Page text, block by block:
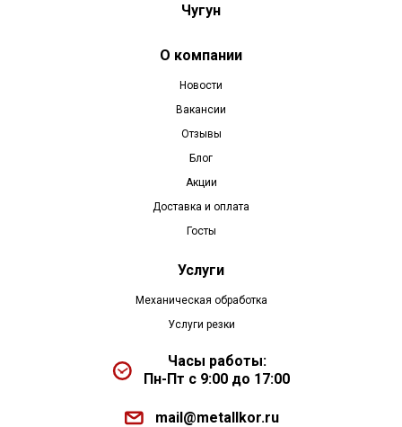
Чугун
О компании
Новости
Вакансии
Отзывы
Блог
Акции
Доставка и оплата
Госты
Услуги
Механическая обработка
Услуги резки
Часы работы:
Пн-Пт с 9:00 до 17:00
mail@metallkor.ru